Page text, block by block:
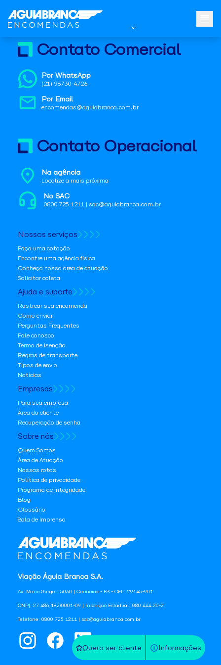
Quero ser cliente Informações
Viação Águia Branca S.A.
Av. Mario Gurgel, 5030 | Cariacica - ES - CEP: 29145-901
CNPJ: 27.486.182/0001-09 | Inscrição Estadual: 080.444.20-2
Telefone: 0800 725 1211 | sac@aguiabranca.com.br
Contato Comercial
Por WhatsApp
(21) 96730-4726
Por Email
encomendas@aguiabranca.com.br
Contato Operacional
Na agência
Localize a mais próxima
No SAC
0800 725 1211 | sac@aguiabranca.com.br
Nossos serviços
Faça uma cotação
Encontre uma agência física
Conheça nossa área de atuação
Solicitar coleta
Ajuda e suporte
Rastrear sua encomenda
Como enviar
Perguntas Frequentes
Fale conosco
Termo de isenção
Regras de transporte
Tipos de envio
Notícias
Empresas
Para sua empresa
Área do cliente
Recuperação de senha
Sobre nós
Quem Somos
Área de Atuação
Nossas rotas
Política de privacidade
Programa de Integridade
Blog
Glossário
Sala de Imprensa